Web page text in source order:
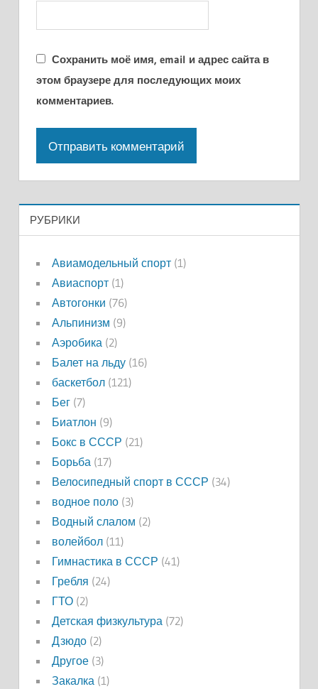
Сохранить моё имя, email и адрес сайта в
этом браузере для последующих моих
комментариев.
РУБРИКИ
Авиамодельный спорт(1)
Авиаспорт(1)
Автогонки (76)
Альпинизм (9)
Аэробика (2)
Балет на льду(16)
баскетбол(121)
Бег(7)
Биатлон (9)
Бокс в СССР (21)
Борьба (17)
Велосипедный спорт в СССР (34)
водное поло(3)
Водный слалом (2)
волейбол(11)
Гимнастика в СССР (41)
Гребля (24)
ГТО(2)
Детская физкультура (72)
Дзюдо(2)
Другое(3)
Закалка (1)